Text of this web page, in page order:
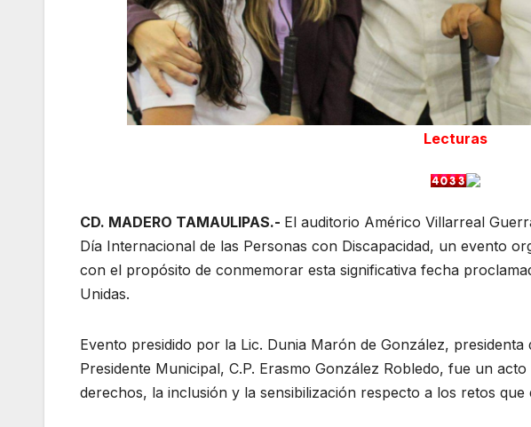
Lecturas
CD. MADERO TAMAULIPAS.- El auditorio Américo Villarreal
Día Internacional de las Personas con Discapacidad, un evento
con el propósito de conmemorar esta significativa fecha
Unidas.
Evento presidido por la Lic. Dunia Marón de González, presidenta
Presidente Municipal, C.P. Erasmo González Robledo, fue un
derechos, la inclusión y la sensibilización respecto a los retos